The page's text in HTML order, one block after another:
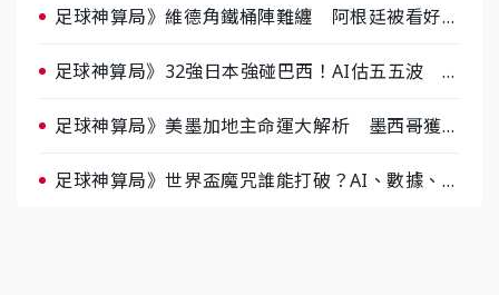
足球神算局》維德角鐵桶陣難纏 阿根廷被看好下
足球神算局》32強日本強碰巴西！AI估五五波 牛
足球神算局》美墨加地主命運大解析 墨西哥獲數
足球神算局》世界盃魔咒誰能打破？AI、數據、塔